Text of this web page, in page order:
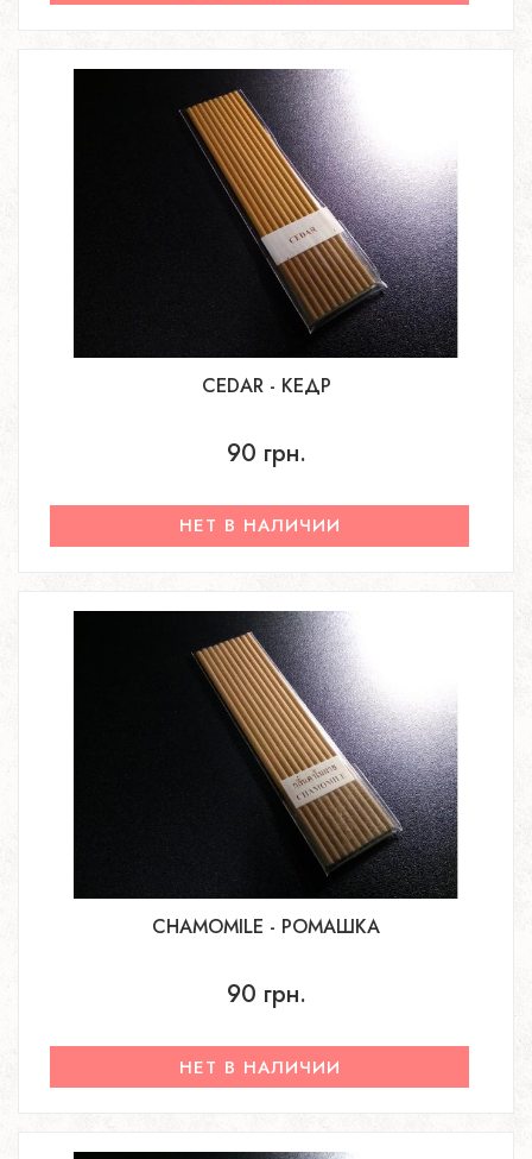
CEDAR - КЕДР
90 грн.
НЕТ В НАЛИЧИИ
CHAMOMILE - РОМАШКА
90 грн.
НЕТ В НАЛИЧИИ